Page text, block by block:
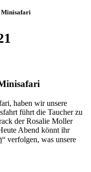
Minisafari
haben wir unsere
führt die Taucher zu
der Rosalie Moller
Abend könnt ihr
“ verfolgen, was unsere